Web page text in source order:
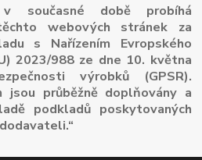
v současné době probíhá
webových stránek za
s Nařízením Evropského
2023/988 ze dne 10. května
výrobků (GPSR).
jsou průběžně doplňovány a
podkladů poskytovaných